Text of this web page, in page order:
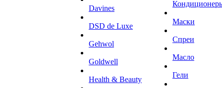
Davines
DSD de Luxe
Gehwol
Goldwell
Health & Beauty
Маски
Спреи
Масло
Гели